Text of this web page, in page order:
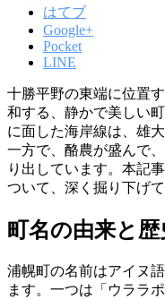
はてブ
Google+
Pocket
LINE
十勝平野の東端に位置
和する、静かで美しい
に面した海岸線は、雄
一方で、酪農が盛んで
り出しています。本記
ついて、深く掘り下げて
町名の由来と歴
浦幌町の名前はアイヌ
ます。一つは「ウララ